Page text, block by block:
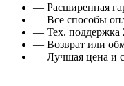
— Расширенная
— Все способы
— Тех. поддержка
— Возврат или
— Лучшая цена и